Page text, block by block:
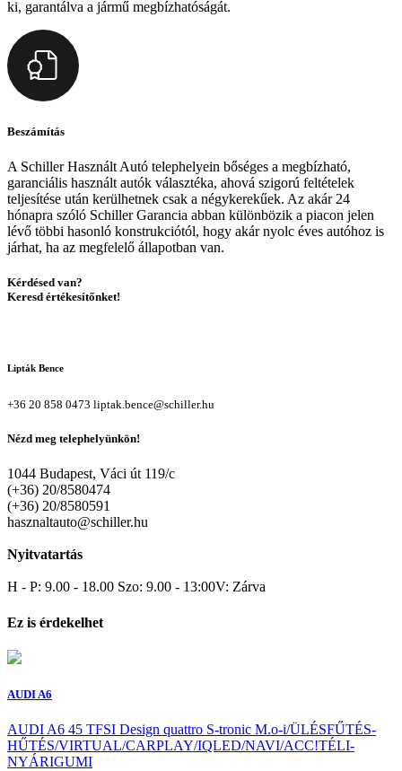
ki, garantálva a jármű megbízhatóságát.
Beszámítás
A Schiller Használt Autó telephelyein bőséges a megbízható,
garanciális használt autók választéka, ahová szigorú feltételek
teljesítése után kerülhetnek csak a négykerekűek. Az akár 24
hónapra szóló Schiller Garancia abban különbözik a piacon jelen
lévő többi hasonló konstrukciótól, hogy akár nyolc éves autóhoz is
járhat, ha az megfelelő állapotban van.
Kérdésed van?
Keresd értékesítőnket!
Lipták Bence
+36 20 858 0473 liptak.bence@schiller.hu
Nézd meg telephelyünkön!
1044 Budapest, Váci út 119/c
(+36) 20/8580474
(+36) 20/8580591
hasznaltauto@schiller.hu
Nyitvatartás
H - P: 9.00 - 18.00 Szo: 9.00 - 13:00V: Zárva
Ez is érdekelhet
AUDI A6
AUDI A6 45 TFSI Design quattro S-tronic M.o-i/ÜLÉSFŰTÉS-
HŰTÉS/VIRTUAL/CARPLAY/IQLED/NAVI/ACC!TÉLI-
NYÁRIGUMI